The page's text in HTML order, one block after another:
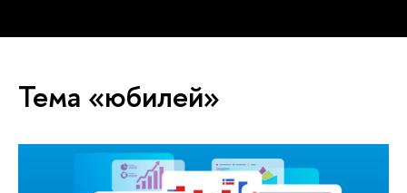
Тема «юбилей»